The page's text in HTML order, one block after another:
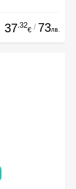
37.32
€ / 73лв.